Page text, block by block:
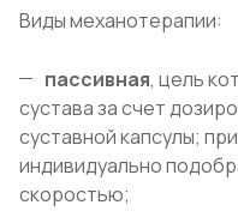
Виды механотерапии:
пассивная, цель
сустава за счет
суставной капсулы;
индивидуально
скоростью;